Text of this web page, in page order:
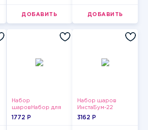
ДОБАВИТЬ ДОБАВИТЬ
Набор
шаровНабор для
мужчин-10
1772 P
Набор шаров
ИнстаБум-22
3162 P